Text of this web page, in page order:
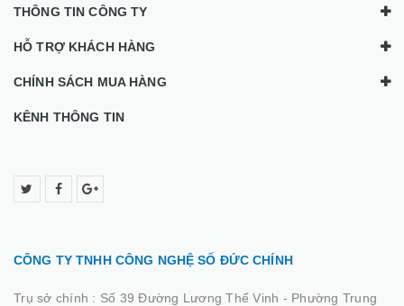
THÔNG TIN CÔNG TY
HỖ TRỢ KHÁCH HÀNG
CHÍNH SÁCH MUA HÀNG
KÊNH THÔNG TIN
CÔNG TY TNHH CÔNG NGHỆ SỐ ĐỨC CHÍNH
Trụ sở chính : Số 39 Đường Lương Thế Vinh - Phường Trung